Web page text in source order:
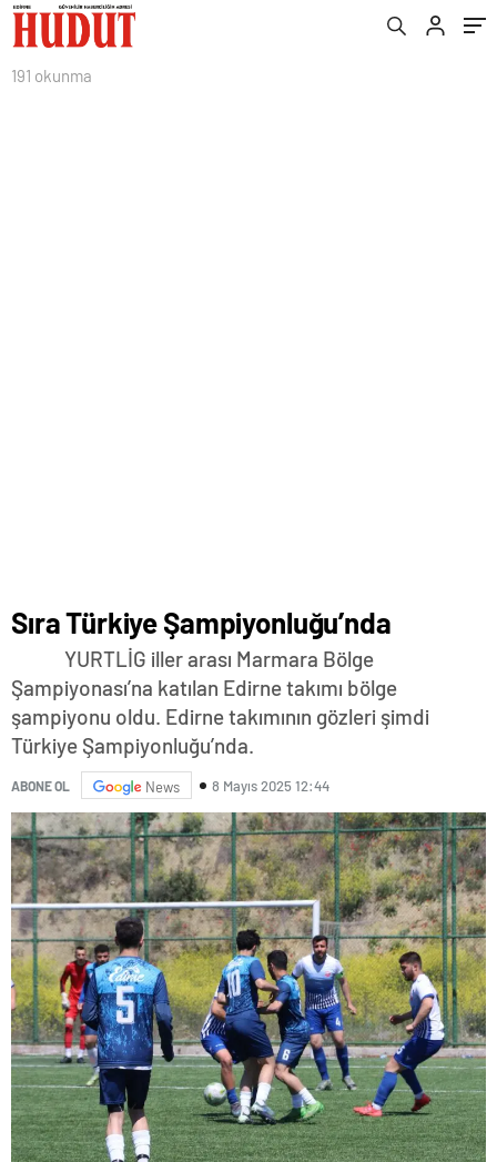
191 okunma
Sıra Türkiye Şampiyonluğu’nda
YURTLİG iller arası Marmara Bölge
Şampiyonası’na katılan Edirne takımı bölge
şampiyonu oldu. Edirne takımının gözleri şimdi
Türkiye Şampiyonluğu’nda.
ABONE OL News 8 Mayıs 2025 12:44